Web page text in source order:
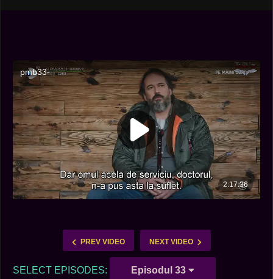
PREV VIDEO NEXT VIDEO
SELECT EPISODES: Episodul 33